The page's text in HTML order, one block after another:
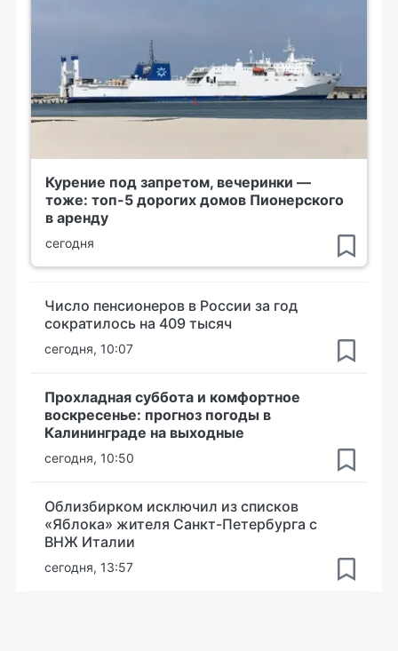
Курение под запретом, вечеринки —
тоже: топ-5 дорогих домов Пионерского
в аренду
сегодня
Число пенсионеров в России за год
сократилось на 409 тысяч
сегодня, 10:07
Прохладная суббота и комфортное
воскресенье: прогноз погоды в
Калининграде на выходные
сегодня, 10:50
Облизбирком исключил из списков
«Яблока» жителя Санкт-Петербурга с
ВНЖ Италии
сегодня, 13:57